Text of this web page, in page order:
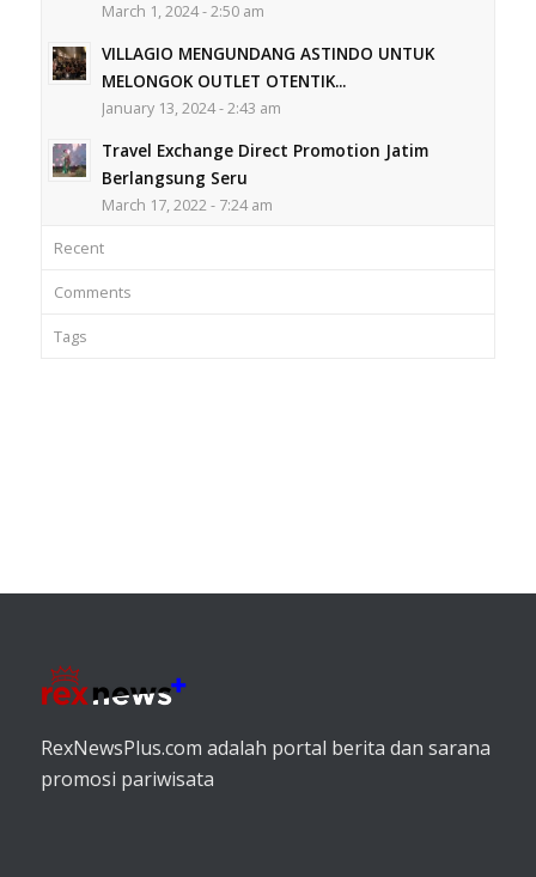
March 1, 2024 - 2:50 am
VILLAGIO MENGUNDANG ASTINDO UNTUK
MELONGOK OUTLET OTENTIK...
January 13, 2024 - 2:43 am
Travel Exchange Direct Promotion Jatim
Berlangsung Seru
March 17, 2022 - 7:24 am
Recent
Comments
Tags
RexNewsPlus.com adalah portal berita dan sarana
promosi pariwisata